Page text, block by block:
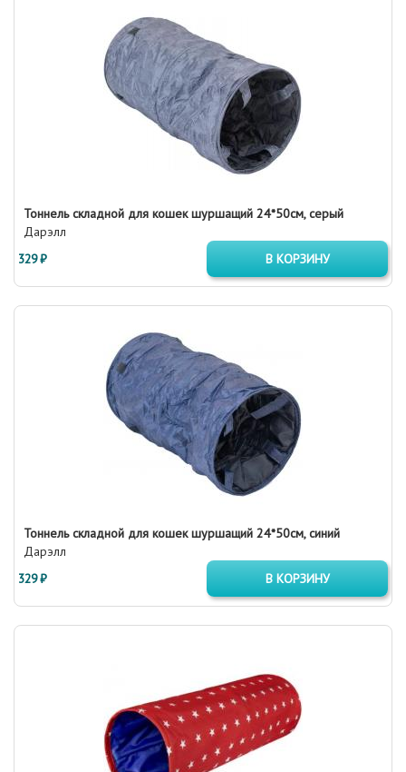
Тоннель складной для кошек шуршащий 24*50см, серый
Дарэлл
329 ₽
В КОРЗИНУ
Тоннель складной для кошек шуршащий 24*50см, синий
Дарэлл
329 ₽
В КОРЗИНУ